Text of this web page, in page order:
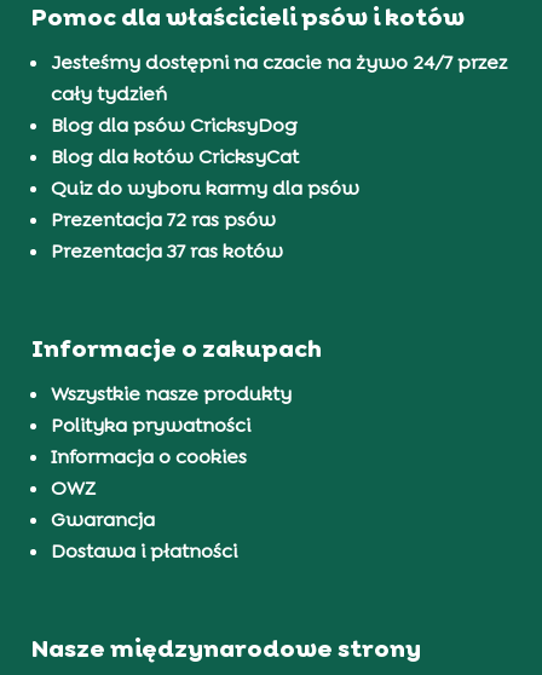
Pomoc dla właścicieli psów i kotów
Jesteśmy dostępni na czacie na żywo 24/7 przez
cały tydzień
Blog dla psów CricksyDog
Blog dla kotów CricksyCat
Quiz do wyboru karmy dla psów
Prezentacja 72 ras psów
Prezentacja 37 ras kotów
Informacje o zakupach
Wszystkie nasze produkty
Polityka prywatności
Informacja o cookies
OWZ
Gwarancja
Dostawa i płatności
Nasze międzynarodowe strony